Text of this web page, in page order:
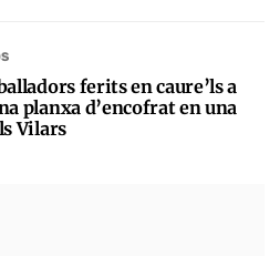
ferits en caure’ls a
planxa d’encofrat en una
Vilars